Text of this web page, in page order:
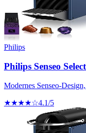
Philips
Philips Senseo
Modernes Senseo-
★★★★☆4.1/5